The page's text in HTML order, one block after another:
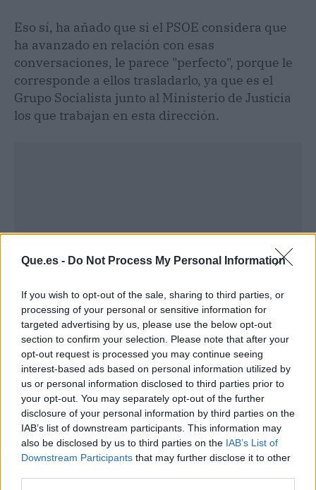
Que.es - Do Not Process My Personal Information
If you wish to opt-out of the sale, sharing to third parties, or
processing of your personal or sensitive information for
targeted advertising by us, please use the below opt-out
section to confirm your selection. Please note that after your
opt-out request is processed you may continue seeing
interest-based ads based on personal information utilized by
us or personal information disclosed to third parties prior to
your opt-out. You may separately opt-out of the further
disclosure of your personal information by third parties on the
IAB’s list of downstream participants. This information may
also be disclosed by us to third parties on the IAB’s List of
Downstream Participants that may further disclose it to other
Eso sí, ha añado que si el PSOE considera que
ha avanzado en relación con esas
conversaciones, le parece "perfecto", porque le
corresponde a ellos trasladarlo, ya que es el
Grupo Socialista junto al Ministerio de Justicia
los que trabajan en esta dirección.
Publicidad